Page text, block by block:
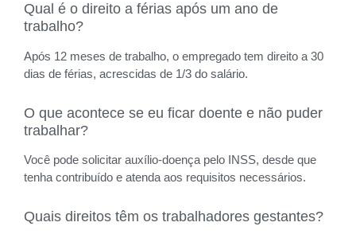
Qual é o direito a férias após um ano de
trabalho?
Após 12 meses de trabalho, o empregado tem direito a 30
dias de férias, acrescidas de 1/3 do salário.
O que acontece se eu ficar doente e não puder
trabalhar?
Você pode solicitar auxílio-doença pelo INSS, desde que
tenha contribuído e atenda aos requisitos necessários.
Quais direitos têm os trabalhadores gestantes?